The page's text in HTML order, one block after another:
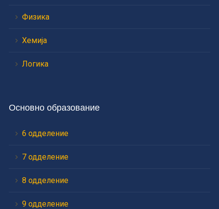
Физика
Хемија
Логика
Основно образование
6 одделение
7 одделение
8 одделение
9 одделение